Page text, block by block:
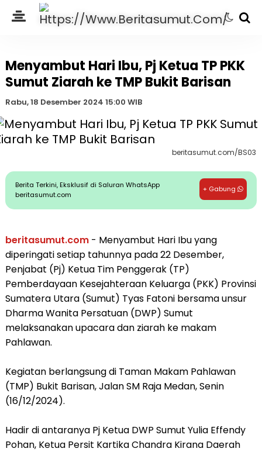
Menyambut Hari Ibu, Pj Ketua TP PKK
Sumut Ziarah ke TMP Bukit Barisan
Rabu, 18 Desember 2024 15:00 WIB
beritasumut.com/BS03
Berita Terkini, Eksklusif di Saluran WhatsApp
beritasumut.com
+ Gabung
beritasumut.com- Menyambut Hari Ibu yang
diperingati setiap tahunnya pada 22 Desember,
Penjabat (Pj) Ketua Tim Penggerak (TP)
Pemberdayaan Kesejahteraan Keluarga (PKK) Provinsi
Sumatera Utara (Sumut) Tyas Fatoni bersama unsur
Dharma Wanita Persatuan (DWP) Sumut
melaksanakan upacara dan ziarah ke makam
Pahlawan.
Kegiatan berlangsung di Taman Makam Pahlawan
(TMP) Bukit Barisan, Jalan SM Raja Medan, Senin
(16/12/2024).
Hadir di antaranya Pj Ketua DWP Sumut Yulia Effendy
Pohan, Ketua Persit Kartika Chandra Kirana Daerah